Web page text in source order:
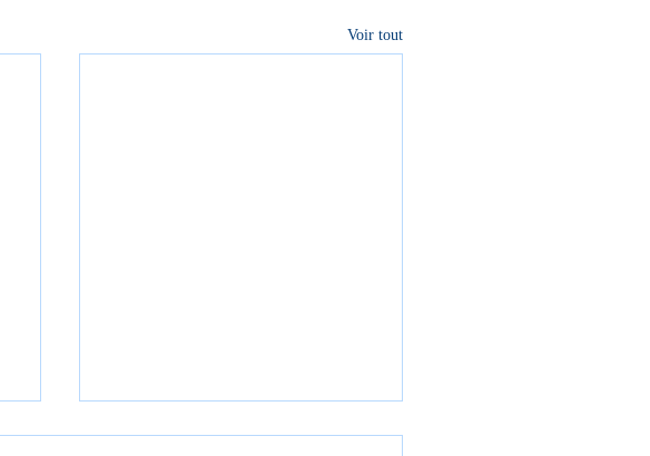
Voir tout